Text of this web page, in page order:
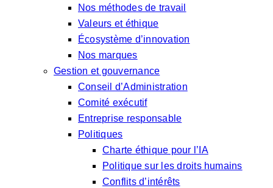
Nos méthodes de travail
Valeurs et éthique
Écosystème d’innovation
Nos marques
Gestion et gouvernance
Conseil d’Administration
Comité exécutif
Entreprise responsable
Politiques
Charte éthique pour l’IA
Politique sur les droits humains
Conflits d’intérêts